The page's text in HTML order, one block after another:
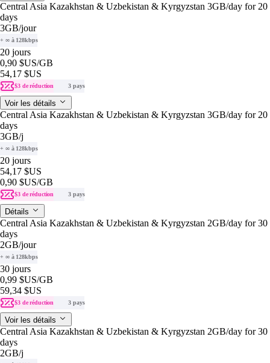
Central Asia Kazakhstan & Uzbekistan & Kyrgyzstan 3GB/day for 20
days
3GB/jour
+ ∞ à 128kbps
20 jours
0,90 $US/GB
54,17 $US
$3 de réduction 3 pays
Voir les détails
Central Asia Kazakhstan & Uzbekistan & Kyrgyzstan 3GB/day for 20
days
3GB/j
+ ∞ à 128kbps
20 jours
54,17 $US
0,90 $US/GB
$3 de réduction 3 pays
Détails
Central Asia Kazakhstan & Uzbekistan & Kyrgyzstan 2GB/day for 30
days
2GB/jour
+ ∞ à 128kbps
30 jours
0,99 $US/GB
59,34 $US
$3 de réduction 3 pays
Voir les détails
Central Asia Kazakhstan & Uzbekistan & Kyrgyzstan 2GB/day for 30
days
2GB/j